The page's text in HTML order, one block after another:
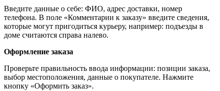
Введите данные о себе: ФИО, адрес доставки, номер
телефона. В поле «Комментарии к заказу» введите сведения,
которые могут пригодиться курьеру, например: подъезды в
доме считаются справа налево.
Оформление заказа
Проверьте правильность ввода информации: позиции заказа,
выбор местоположения, данные о покупателе. Нажмите
кнопку «Оформить заказ».